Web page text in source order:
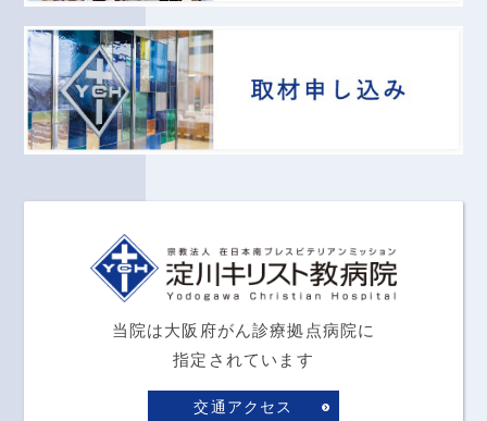
当院は大阪府がん診療拠点病院に
指定されています
交通アクセス